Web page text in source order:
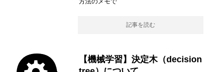
記事を読む
【機械学習】決定木（decision